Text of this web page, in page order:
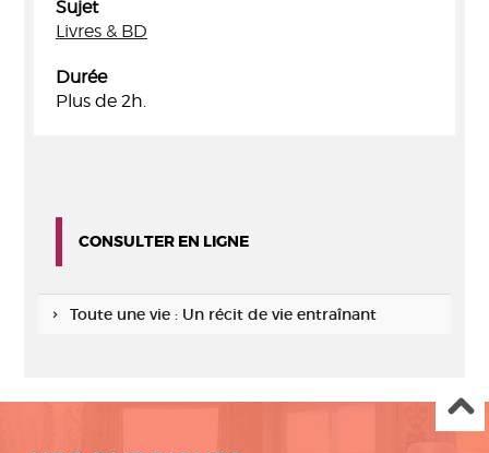
Sujet
Livres & BD
Durée
Plus de 2h.
CONSULTER EN LIGNE
Toute une vie : Un récit de vie entraînant